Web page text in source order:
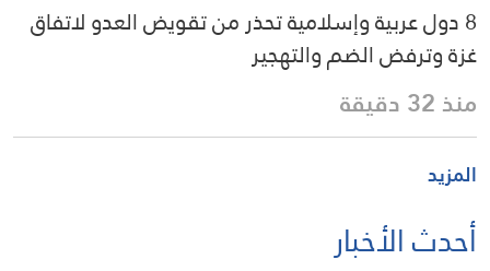
8 دول عربية وإسلامية تحذر من تقويض العدو لاتفاق
غزة وترفض الضم والتهجير
منذ 32 دقيقة
المزيد
أحدث الأخبار